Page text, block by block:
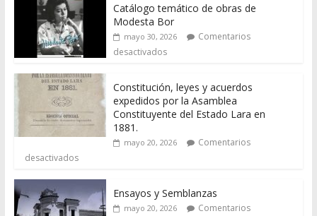
Catálogo temático de obras de
Modesta Bor
mayo 30, 2026
Comentarios
desactivados
Constitución, leyes y acuerdos
expedidos por la Asamblea
Constituyente del Estado Lara en
1881.
mayo 20, 2026
Comentarios
desactivados
Ensayos y Semblanzas
mayo 20, 2026
Comentarios